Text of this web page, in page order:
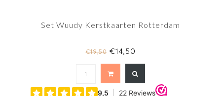
Set Wuudy Kerstkaarten Rotterdam
€19,50€14,50